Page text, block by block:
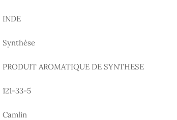
INDE
Synthèse
PRODUIT AROMATIQUE DE SYNTHESE
121-33-5
Camlin